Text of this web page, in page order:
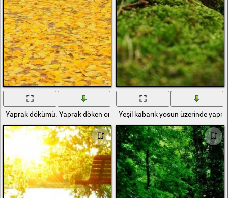
Yaprak dökümü. Yaprak döken orman. SonbaharYeşil kabarık yosun üzerinde